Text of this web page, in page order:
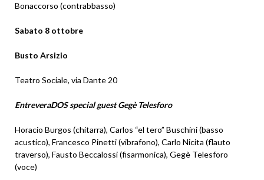
Bonaccorso (contrabbasso)
Sabato 8 ottobre
Busto Arsizio
Teatro Sociale, via Dante 20
EntreveraDOS special guest Gegè Telesforo
Horacio Burgos (chitarra), Carlos “el tero” Buschini (basso
acustico), Francesco Pinetti (vibrafono), Carlo Nicita (flauto
traverso), Fausto Beccalossi (fisarmonica), Gegè Telesforo
(voce)